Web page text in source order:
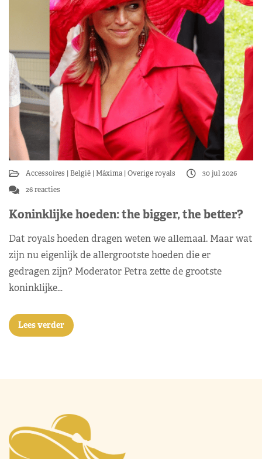
Accessoires België Máxima Overige royals
30 jul 2026
26 reacties
Koninklijke hoeden: the bigger, the better?
Dat royals hoeden dragen weten we allemaal. Maar wat
zijn nu eigenlijk de allergrootste hoeden die er
gedragen zijn? Moderator Petra zette de grootste
koninklijke…
Lees verder